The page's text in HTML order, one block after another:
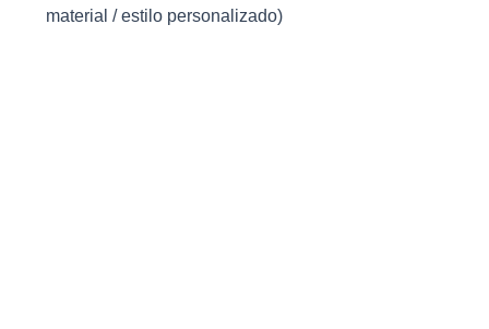
material / estilo personalizado)